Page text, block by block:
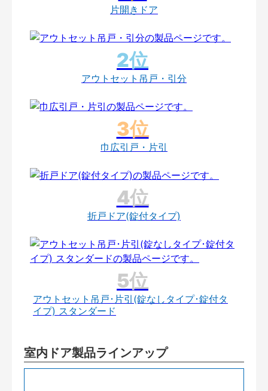
片開きドア
アウトセット吊戸・引分
巾広引戸・片引
折戸ドア(錠付タイプ)
アウトセット吊戸･片引(錠なしタイプ･錠付タ
イプ) スタンダード
室内ドア製品ラインアップ